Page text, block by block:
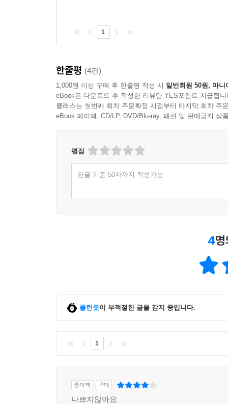
1
한줄평 (4건)
1,000원 이상 구매 후 한줄평 작성 시 일반회원 50원, 마니
eBook은 다운로드 후 작성한 리뷰만 YES포인트 지급됩니
클래스는 첫번째 회차 주문확정 시점부터 마지막 회차 주
eBook 페이백, CD/LP, DVD/Blu-ray, 패션 및 판매금지 상
평점
한글 기준 50자까지 작성가능
4
클린봇이 부적절한 글을 감지 중입니다.
1
종이책 구매
나쁘지않아요